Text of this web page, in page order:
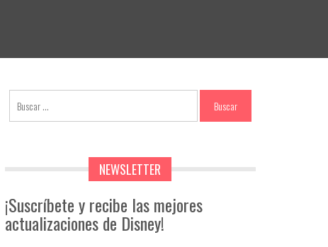
NEWSLETTER
¡Suscríbete y recibe las mejores
actualizaciones de Disney!